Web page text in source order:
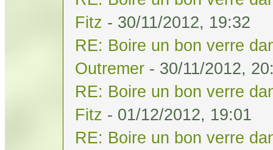
Fitz - 30/11/2012, 19:32
RE: Boire un bon verre
Outremer - 30/11/2012,
RE: Boire un bon verre
Fitz - 01/12/2012, 19:01
RE: Boire un bon verre